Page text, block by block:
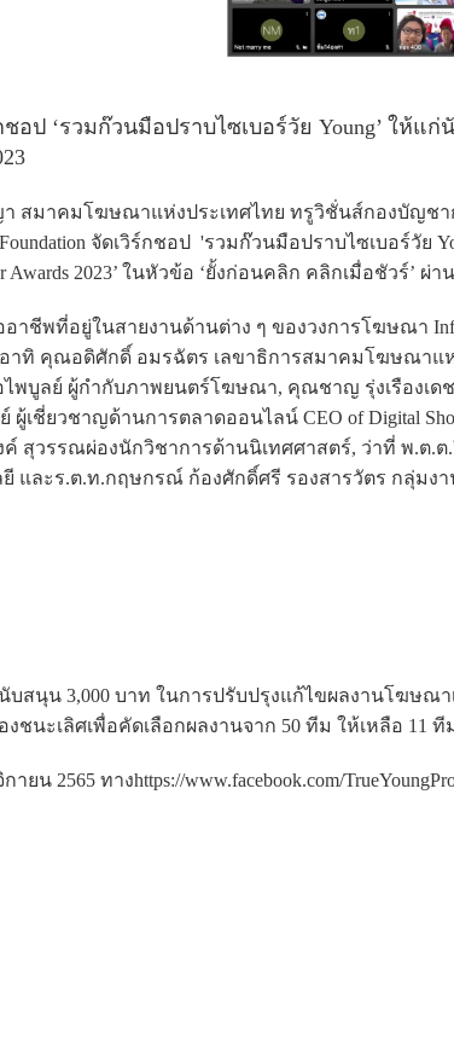
ป ‘รวมก๊วนมือปราบไซเบอร์วัย Young’ ให้แ
า สมาคมโฆษณาแห่งประเทศไทย ทรูวิชั่นส์กองบัญช
จัดเวิร์กชอป 'รวมก๊วนมือปราบไซเบอร์วัย
Awards 2023’ ในหัวข้อ ‘ยั้งก่อนคลิก คลิกเมื่อชัวร์’
าชีพที่อยู่ในสายงานด้านต่าง ๆ ของวงการโฆษณา
าทิ คุณอดิศักดิ์ อมรฉัตร เลขาธิการสมาคมโฆษณาแ
อไพบูลย์ ผู้กำกับภาพยนตร์โฆษณา, คุณชาญ รุ่งเรืองเด
เชี่ยวชาญด้านการตลาดออนไลน์ CEO of Digital
ยงค์ สุวรรณผ่องนักวิชาการด้านนิเทศศาสตร์, ว่าที่ พ.ต
และร.ต.ท.กฤษกรณ์ ก้องศักดิ์ศรี รองสารวัตร กลุ่มง
บสนุน 3,000 บาท ในการปรับปรุงแก้ไขผลงานโฆษ
นะเลิศเพื่อคัดเลือกผลงานจาก 50 ทีม ให้เหลือ 11 ที
น 2565 ทางhttps://www.facebook.com/